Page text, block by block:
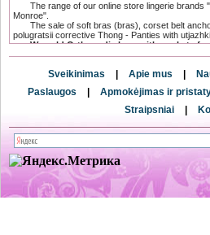
The range of our online store lingerie brands
Monroe".
The sale of soft bras (bras), corset belt
polugratsii corrective Thong - Panties with
We sold Orthopedic bras with pockets
It does not visually different from the
The range has a compression and
and postnatal underwear after surgery
Sveikinimas | Apie mus |
Paslaugos
| Apmokėjimas ir
Straipsniai
|